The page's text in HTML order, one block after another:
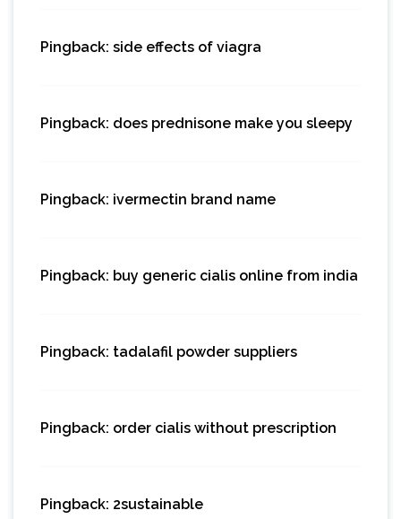
Pingback: side effects of viagra
Pingback: does prednisone make you sleepy
Pingback: ivermectin brand name
Pingback: buy generic cialis online from india
Pingback: tadalafil powder suppliers
Pingback: order cialis without prescription
Pingback: 2sustainable